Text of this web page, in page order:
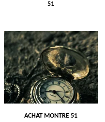
51
ACHAT MONTRE 51